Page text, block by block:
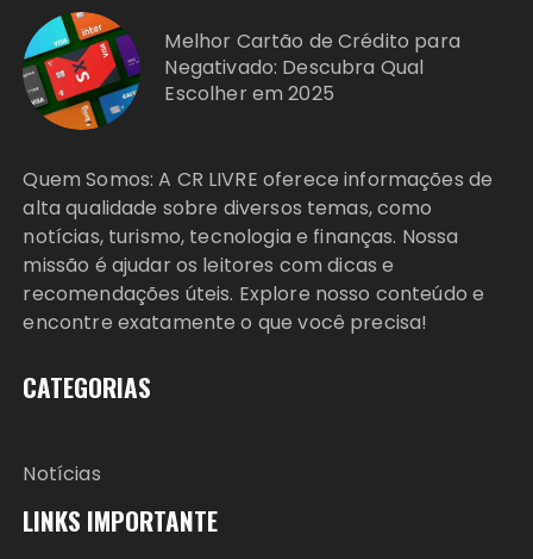
Melhor Cartão de Crédito para
Negativado: Descubra Qual
Escolher em 2025
Quem Somos: A CR LIVRE oferece informações de
alta qualidade sobre diversos temas, como
notícias, turismo, tecnologia e finanças. Nossa
missão é ajudar os leitores com dicas e
recomendações úteis. Explore nosso conteúdo e
encontre exatamente o que você precisa!
CATEGORIAS
Notícias
LINKS IMPORTANTE